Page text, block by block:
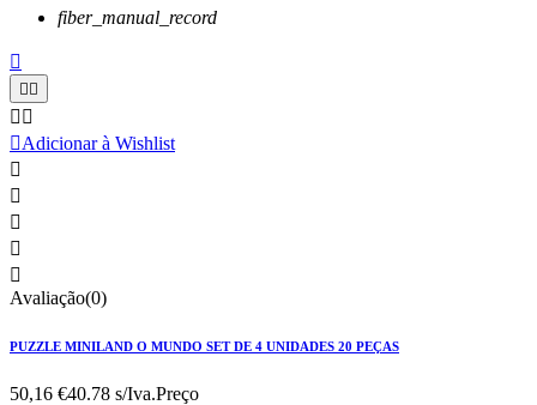
fiber_manual_record

 
 
Adicionar à Wishlist





Avaliação(0)
PUZZLE MINILAND O MUNDO SET DE 4 UNIDADES 20 PEÇAS
50,16 €40.78 s/Iva.Preço